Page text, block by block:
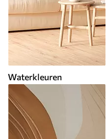
Waterkleuren